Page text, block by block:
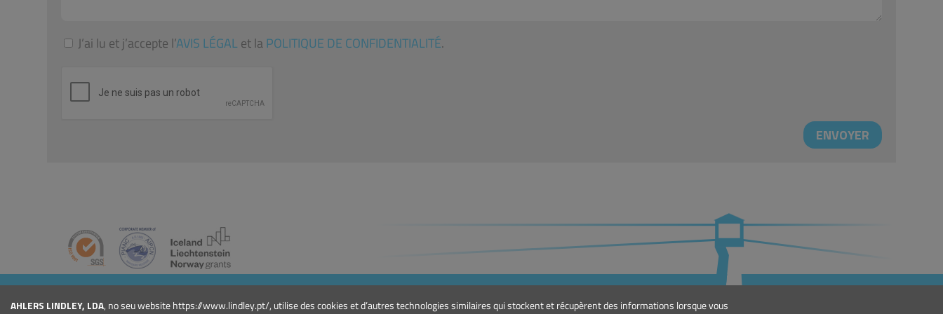
AHLERS LINDLEY, LDA, no seu website https://www.lindley.pt/, utilise des cookies et d’autres technologies similaires qui stockent et récupèrent des informations lorsque vous
J’ai lu et j’accepte l’AVIS LÉGALet laPOLITIQUE DE CONFIDENTIALITÉ.